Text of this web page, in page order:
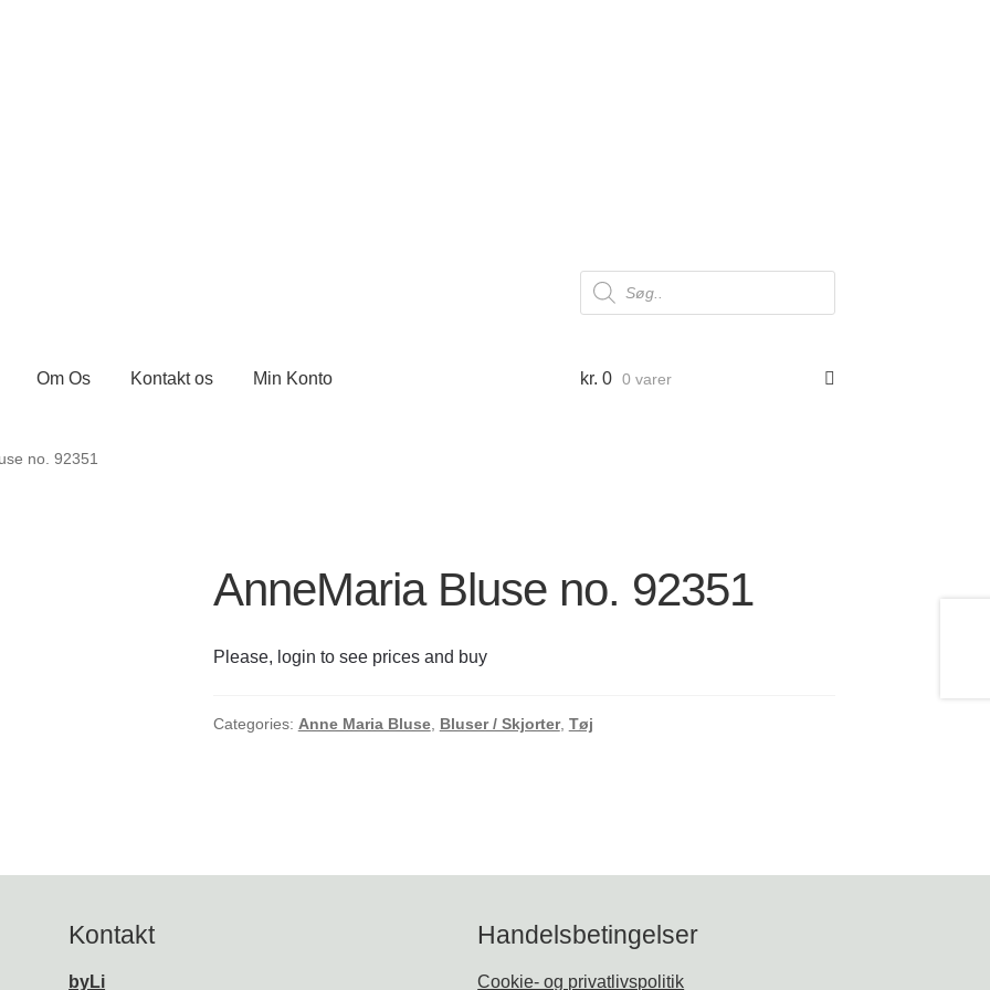
Products
search
Om Os Kontakt os Min Konto
os Kurv
kr. 0 0 varer
no. 92351
AnneMaria Bluse no. 92351
Please, login to see prices and buy
Categories: Anne Maria Bluse, Bluser / Skjorter, Tøj
Kontakt
byLi
Handelsbetingelser
Cookie- og privatlivspolitik